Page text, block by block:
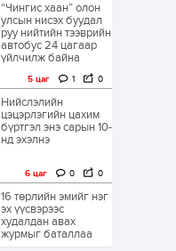
“Чингис хаан” олон
улсын нисэх буудал
руу нийтийн тээврийн
автобус 24 цагаар
үйлчилж байна
5 цаг 1 0
Нийслэлийн
цэцэрлэгийн цахим
бүртгэл энэ сарын 10-
нд эхэлнэ
6 цаг 0 0
16 төрлийн эмийг нэг
эх үүсвэрээс
худалдан авах
журмыг баталлаа